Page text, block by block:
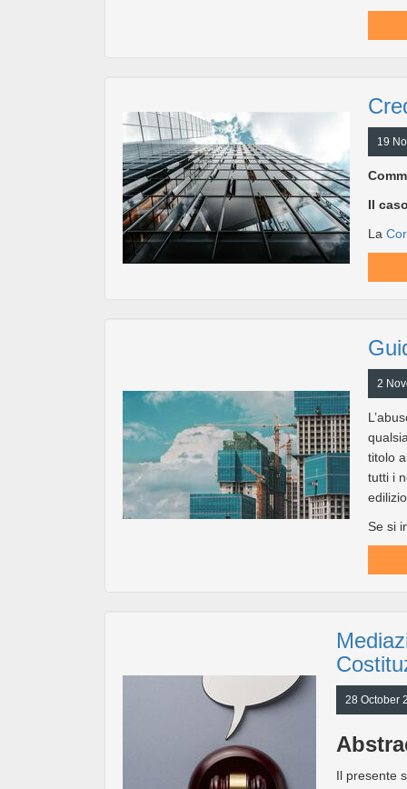
19
Il
La
2
titolo
tutti i
Se si
28 October
Il presente